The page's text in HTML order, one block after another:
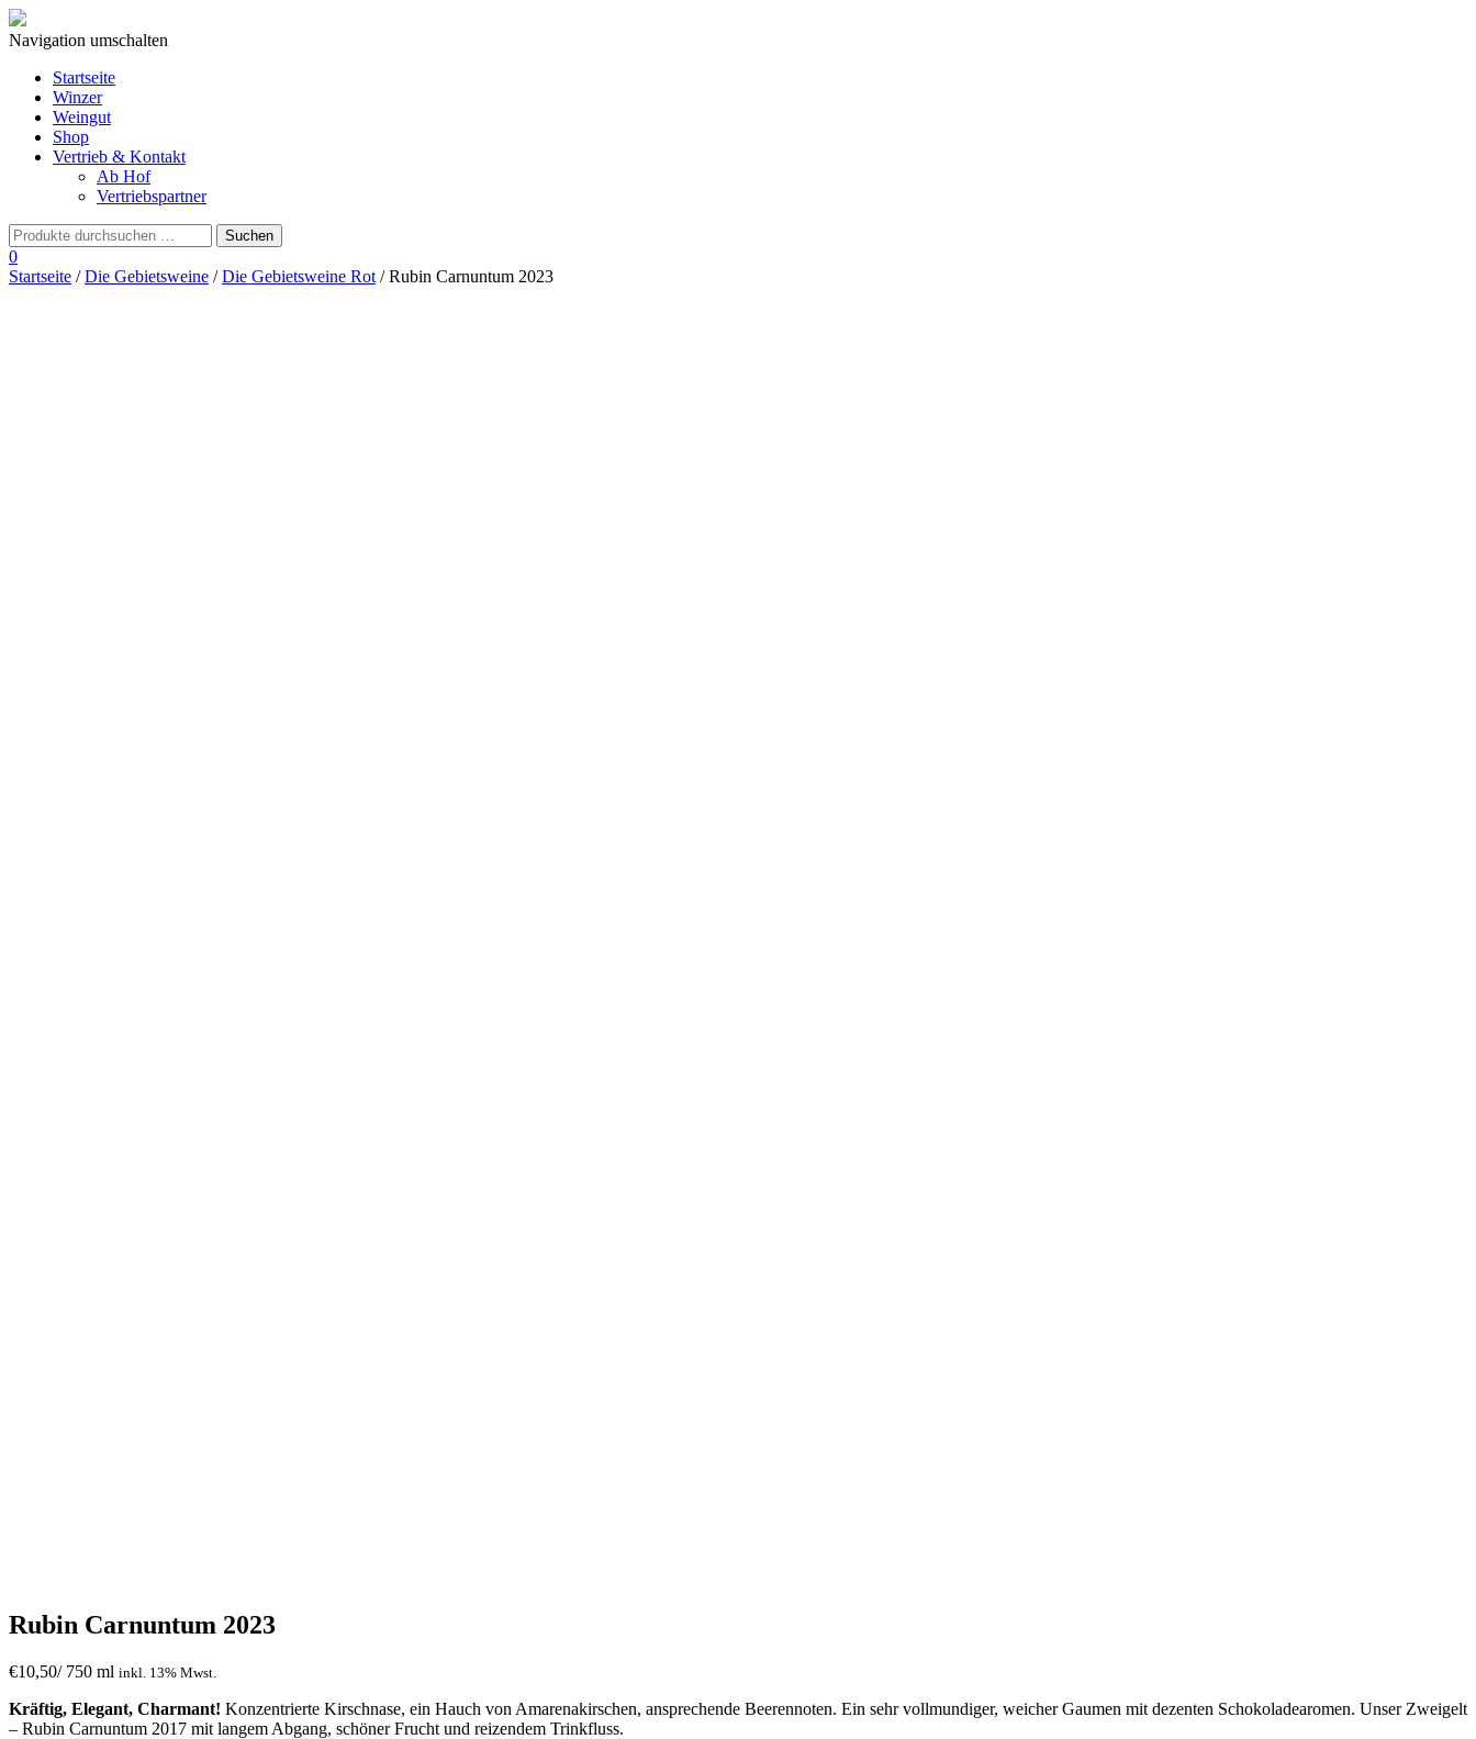
Navigation umschalten
Startseite
Winzer
Weingut
Shop
Vertrieb & Kontakt
Ab Hof
Vertriebspartner
0
Startseite /Die Gebietsweine /Die Gebietsweine Rot / Rubin Carnuntum 2023
Rubin Carnuntum 2023
€10,50/ 750 ml inkl. 13% Mwst.
Kräftig, Elegant, Charmant! Konzentrierte Kirschnase, ein Hauch von Amarenakirschen, ansprechende Beerennoten. Ein sehr vollmundiger, weicher Gaumen mit dezenten Schokoladearomen. Unser Zweigelt
– Rubin Carnuntum 2017 mit langem Abgang, schöner Frucht und reizendem Trinkfluss.